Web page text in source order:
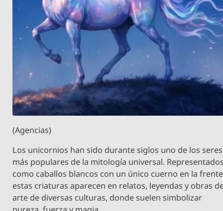
(Agencias)
Los unicornios han sido durante siglos uno de los seres
más populares de la mitología universal.
como caballos blancos con un único cuerno en la
estas criaturas aparecen en relatos, leyendas y obras
arte de diversas culturas, donde suelen simbolizar